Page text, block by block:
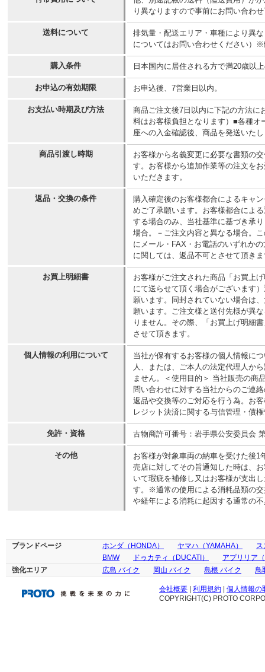
り異なりますので事前にお問い合わ
送料について
排気量・配送エリア・車種により異
についてはお問い合わせください）
購入条件 日本国内に居住される方で満20歳以
お申込の有効期限 お申込後、7営業日以内。
お支払い時期及び方法
商品ご注文後7日以内に下記の方法に
料はお客様負担となります）■各種オ
座への入金確認後、商品を発送いた
商品引渡し時期
お客様から名義変更に必要な書類の
す。お客様から追加作業等の注文を
いただきます。
返品・交換の条件
購入確定後のお客様都合によるキャ
めご了承願います。お客様都合によ
する場合のみ、当社基準に基づき承
場合。－ご注文内容と異なる場合。
にメール・FAX・お電話のいずれか
に関しては、返品不可とさせて頂き
お買上明細書
お客様がご注文された商品「お買上
にて送らせて頂く場合がございます
願います。同封されていない場合は
願います。ご注文様と送付先様が異
りません。その際、「お買上げ明細
させて頂きます。
個人情報の利用について
当社が保有するお客様の個人情報に
人、または、ご本人の法定代理人か
ません。＜使用目的＞ 当社販売の商
問い合わせに対する当社からのご連
返品や交換等のご対応を行う為。お
レジット決済に関する与信管理・債
免許・資格 古物商許可番号：岩手県公安委員会
その他
お客様が対象車両の納車を受けた後
売店に対してその旨通知した時は、
いて瑕疵を補修し又はお客様が支出
す。※通常の使用による消耗品類の
や経年による消耗に起因する通常の
ブランドページ ホンダ（HONDA） ヤマハ（YAMAHA）
ス
BMW
ドゥカティ（DUCATI）
アプリリア
強化エリア
広島 バイク 岡山 バイク 島根 バイク 鳥
会社概要 利用規約
個人情報の
COPYRIGHT(C) PROTO